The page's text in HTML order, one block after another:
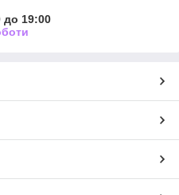
до 19:00